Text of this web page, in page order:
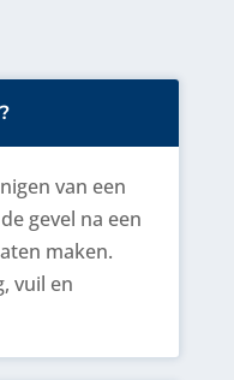
van een
gevel na een
maken.
vuil en